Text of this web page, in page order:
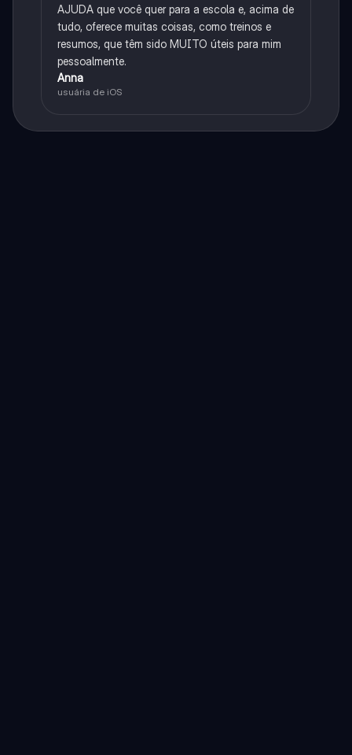
AJUDA que você quer para a escola e, acima de
tudo, oferece muitas coisas, como treinos e
resumos, que têm sido MUITO úteis para mim
pessoalmente.
Anna
usuária de iOS